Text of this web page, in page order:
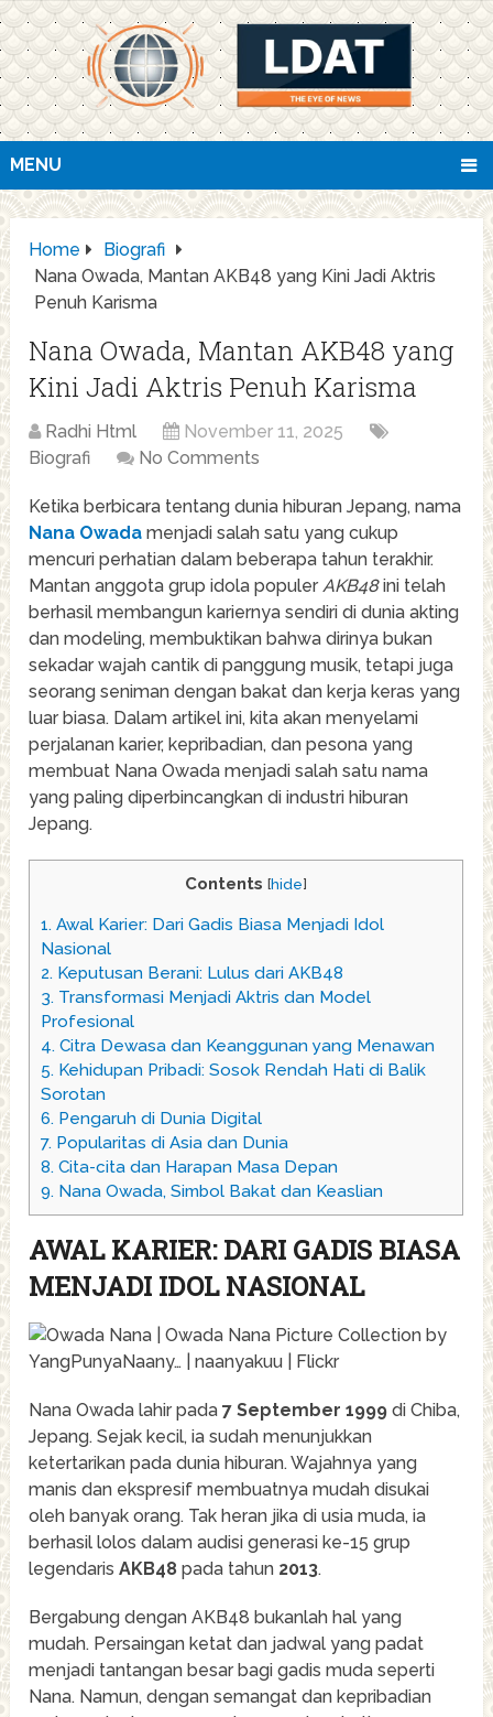
MENU
Home
Biografi
Nana Owada, Mantan AKB48 yang Kini Jadi Aktris
Penuh Karisma
Nana Owada, Mantan AKB48 yang
Kini Jadi Aktris Penuh Karisma
Radhi Html
November 11, 2025
Biografi
No Comments
Ketika berbicara tentang dunia hiburan Jepang, nama
Nana Owada menjadi salah satu yang cukup
mencuri perhatian dalam beberapa tahun terakhir.
Mantan anggota grup idola populerAKB48ini telah
berhasil membangun kariernya sendiri di dunia akting
dan modeling, membuktikan bahwa dirinya bukan
sekadar wajah cantik di panggung musik, tetapi juga
seorang seniman dengan bakat dan kerja keras yang
luar biasa. Dalam artikel ini, kita akan menyelami
perjalanan karier, kepribadian, dan pesona yang
membuat Nana Owada menjadi salah satu nama
yang paling diperbincangkan di industri hiburan
Jepang.
Contents [hide]
1. Awal Karier: Dari Gadis Biasa Menjadi Idol
Nasional
2. Keputusan Berani: Lulus dari AKB48
3. Transformasi Menjadi Aktris dan Model
Profesional
4. Citra Dewasa dan Keanggunan yang Menawan
5. Kehidupan Pribadi: Sosok Rendah Hati di Balik
Sorotan
6. Pengaruh di Dunia Digital
7. Popularitas di Asia dan Dunia
8. Cita-cita dan Harapan Masa Depan
9. Nana Owada, Simbol Bakat dan Keaslian
AWAL KARIER: DARI GADIS BIASA
MENJADI IDOL NASIONAL
Nana Owada lahir pada7 September 1999 di Chiba,
Jepang. Sejak kecil, ia sudah menunjukkan
ketertarikan pada dunia hiburan. Wajahnya yang
manis dan ekspresif membuatnya mudah disukai
oleh banyak orang. Tak heran jika di usia muda, ia
berhasil lolos dalam audisi generasi ke-15 grup
legendarisAKB48 pada tahun 2013.
Bergabung dengan AKB48 bukanlah hal yang
mudah. Persaingan ketat dan jadwal yang padat
menjadi tantangan besar bagi gadis muda seperti
Nana. Namun, dengan semangat dan kepribadian